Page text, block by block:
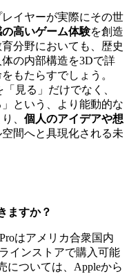
イヤーが実際にその世
高いゲーム体験を創造
分野においても、歴史
の内部構造を3Dで詳
もたらすでしょう。
見る」だけでなく、
という、より能動的な
、 個人のアイデアや想
間へと具現化される未
ますか？
はアメリカ合衆国内
インストアで購入可能
については、Appleから